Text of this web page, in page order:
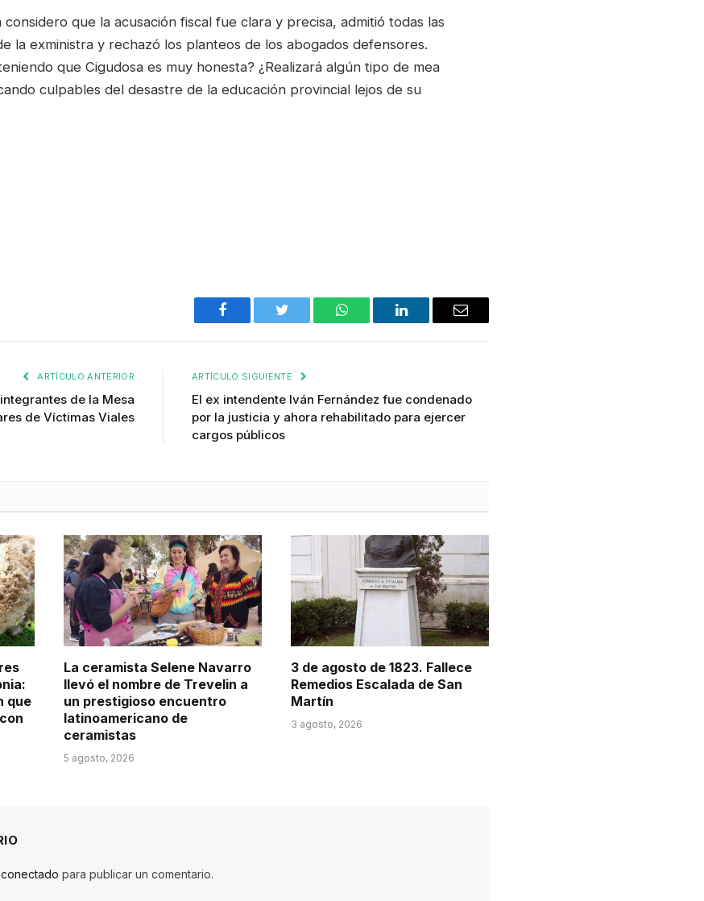
considero que la acusación fiscal fue clara y precisa, admitió todas las
la exministra y rechazó los planteos de los abogados defensores.
que Cigudosa es muy honesta? ¿Realizará algún tipo de mea
culpables del desastre de la educación provincial lejos de su
Facebook Twitter WhatsAppLinkedIn Email
ARTÍCULO ANTERIOR
de la Mesa
de Víctimas Viales
ARTÍCULO SIGUIENTE
El ex intendente Iván Fernández fue condenado
por la justicia y ahora rehabilitado para ejercer
cargos públicos
que
La ceramista Selene Navarro
llevó el nombre de Trevelin a
un prestigioso encuentro
latinoamericano de
ceramistas
5 agosto, 2026
3 de agosto de 1823. Fallece
Remedios Escalada de San
Martín
3 agosto, 2026
conectado para publicar un comentario.